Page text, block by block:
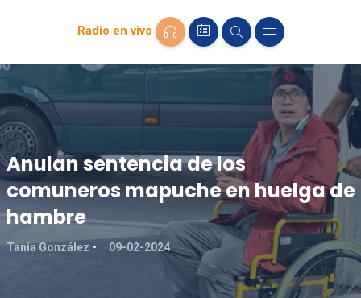
Radio en vivo
Anulan sentencia de los
comuneros mapuche en huelga de
hambre
Tania González 09-02-2024